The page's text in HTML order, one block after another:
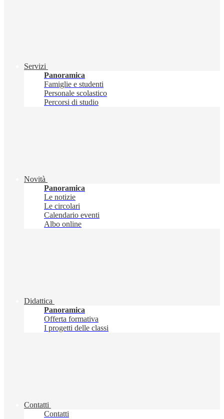
Servizi
Panoramica
Famiglie e studenti
Personale scolastico
Percorsi di studio
Novità
Panoramica
Le notizie
Le circolari
Calendario eventi
Albo online
Didattica
Panoramica
Offerta formativa
I progetti delle classi
Contatti
Contatti